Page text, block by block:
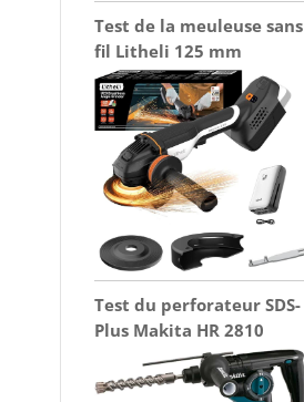
Test de la meuleuse sans
fil Litheli 125 mm
Test du perforateur SDS-
Plus Makita HR 2810